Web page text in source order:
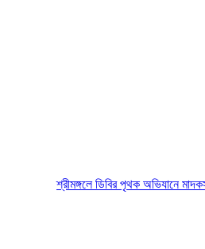
শ্রীমঙ্গলে ডিবির পৃথক অভিযানে মাদকসহ ৩